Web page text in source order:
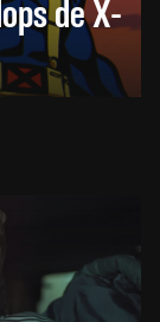
de X-